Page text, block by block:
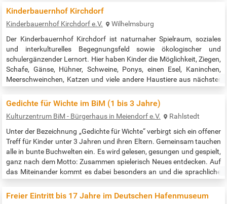
Hamburg 🍽️ Täglich kostenloses Mittagessen 💰 Teilnahme:
Kameraarbeit,…
Kinderbauernhof Kirchdorf
Kinderbauernhof Kirchdorf e.V.
Wilhelmsburg
Der Kinderbauernhof Kirchdorf ist naturnaher Spielraum, soziales
und interkulturelles Be­gegnungsfeld sowie ökologischer und
schulergän­zender Lernort. Hier haben Kinder die Möglichkeit, Ziegen,
Schafe, Gänse, Hühner, Schweine, Ponys, einen Esel, Kaninchen,
Meerschweinchen, Katzen und viele andere Haustiere aus nächster
Eintritt für Einzelbesucher und Familien ist kostenfrei |…
Gedichte für Wichte im BiM (1 bis 3 Jahre)
Kulturzentrum BiM - Bürgerhaus in Meiendorf e.V.
Rahlstedt
Unter der Bezeichnung „Gedichte für Wichte“ verbirgt sich ein offener
Treff für Kinder unter 3 Jahren und ihren Eltern. Gemeinsam tauchen
alle in bunte Buchwelten ein. Es wird gelesen, gesungen und gespielt,
ganz nach dem Motto: Zusammen spielerisch Neues entdecken. Auf
das Miteinander kommt es dabei besonders an und die sprachliche
doch gerne mit ihren „kleinen Wichten“ vorbei! Einfach…
Freier Eintritt bis 17 Jahre im Deutschen Hafenmuseum